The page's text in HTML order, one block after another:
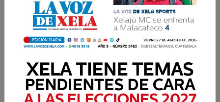
LOS INFLUYENTES